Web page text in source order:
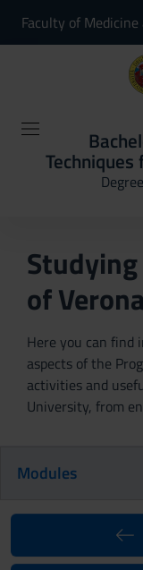
Faculty of
of Verona
Here you can find
aspects of the
activities and
University, from
Modules